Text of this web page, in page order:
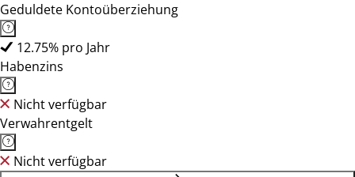
Geduldete Kontoüberziehung
12.75% pro Jahr
Habenzins
Nicht verfügbar
Verwahrentgelt
Nicht verfügbar